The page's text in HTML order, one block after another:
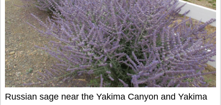
Russian sage near the Yakima Canyon and Yakima